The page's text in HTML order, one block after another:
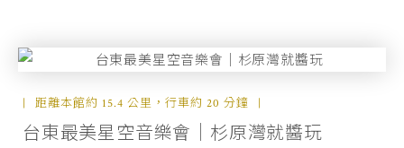
距離本館約 15.4 公里，行車約 20 分鐘
台東最美星空音樂會｜杉原灣就醬玩